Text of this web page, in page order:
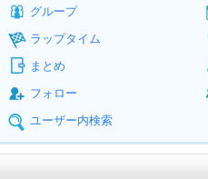
グループ
ラップタイム
まとめ
フォロー
ユーザー内検索